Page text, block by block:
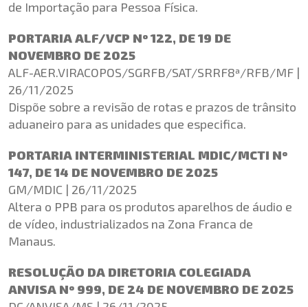
de Importação para Pessoa Física.
PORTARIA ALF/VCP Nº 122, DE 19 DE
NOVEMBRO DE 2025
ALF-AER.VIRACOPOS/SGRFB/SAT/SRRF8ª/RFB/MF |
26/11/2025
Dispõe sobre a revisão de rotas e prazos de trânsito
aduaneiro para as unidades que especifica.
PORTARIA INTERMINISTERIAL MDIC/MCTI Nº
147, DE 14 DE NOVEMBRO DE 2025
GM/MDIC | 26/11/2025
Altera o PPB para os produtos aparelhos de áudio e
de vídeo, industrializados na Zona Franca de
Manaus.
RESOLUÇÃO DA DIRETORIA COLEGIADA
ANVISA Nº 999, DE 24 DE NOVEMBRO DE 2025